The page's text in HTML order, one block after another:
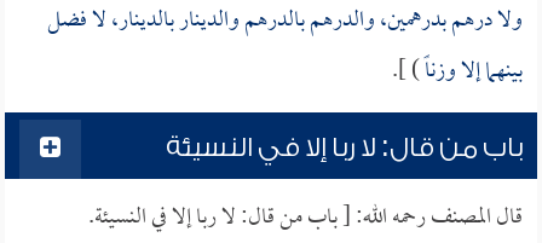
ولا درهم بدرهمين، والدرهم بالدرهم والدينار بالدينار، لا فضل
بينهما إلا وزناً) ].
باب من قال: لا ربا إلا في النسيئة
قال المصنف رحمه الله: [ باب من قال: لا ربا إلا في النسيئة.